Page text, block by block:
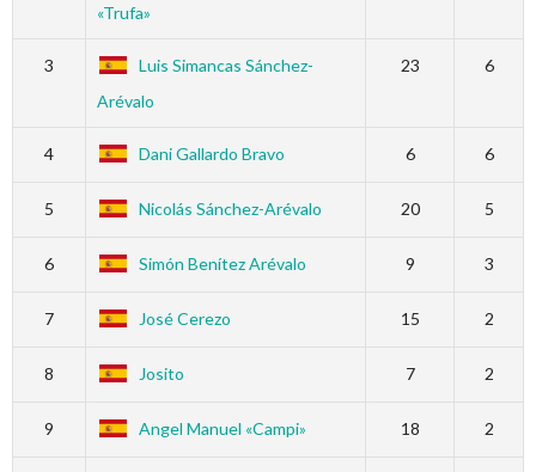
«Trufa»
3
Luis Simancas Sánchez-
Arévalo
23 6
4 Dani Gallardo Bravo 6 6
5 Nicolás Sánchez-Arévalo 20 5
6 Simón Benítez Arévalo 9 3
7 José Cerezo 15 2
8 Josito 7 2
9 Angel Manuel «Campi» 18 2